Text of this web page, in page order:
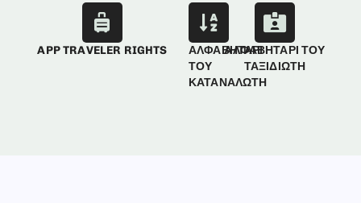
APP TRAVELER RIGHTS
ΑΛΦΑΒΗΤΑΡΙ
ΤΟΥ
ΚΑΤΑΝΑΛΩΤΗ
ΑΛΦΑΒΗΤΑΡΙ ΤΟΥ
ΤΑΞΙΔΙΩΤΗ